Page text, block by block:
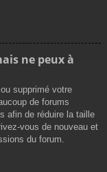
ne peux à
supprimé votre
de forums
afin de réduire la taille
vous de nouveau et
du forum.